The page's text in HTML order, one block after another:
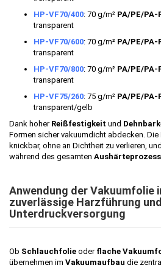
HP-VF70/400: 70 g/m² PA/PE/PA-
transparent
HP-VF70/600: 70 g/m² PA/PE/PA-
transparent
HP-VF70/800: 70 g/m² PA/PE/PA-
transparent
HP-VF75/260: 75 g/m² PA/PE/PA-
transparent/gelb
Dank hoher Reißfestigkeit und
Formen sicher vakuumdicht abdecken.
knickbar, ohne an Dichtheit zu verlieren,
während des gesamten
Anwendung der Vakuumfolie
zuverlässige Harzführung
Unterdruckversorgung
Ob Schlauchfolie oder flache
übernehmen im Vakuumaufbau die